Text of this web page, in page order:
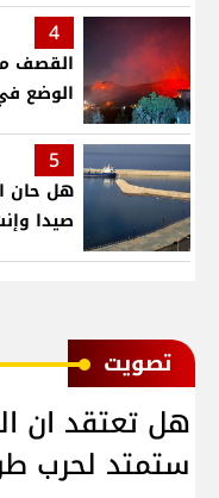
4
القصف
الوضع
5
هل حان
صيدا
ﺗﺼﻮﻳﺖ
هل تعتقد ان
ستمتد لحرب